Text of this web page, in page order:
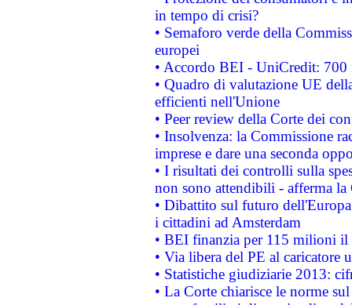
in tempo di crisi?
• Semaforo verde della
europei
• Accordo BEI - UniCredit:
• Quadro di valutazione UE
efficienti nell'Unione
• Peer review della Corte dei
• Insolvenza: la Commissione
imprese e dare una seconda
• I risultati dei controlli sulla
non sono attendibili - afferma la
• Dibattito sul futuro
i cittadini ad Amsterdam
• BEI finanzia per 115 milioni
• Via libera del PE al caricatore
• Statistiche giudiziarie 2013:
• La Corte chiarisce le norme